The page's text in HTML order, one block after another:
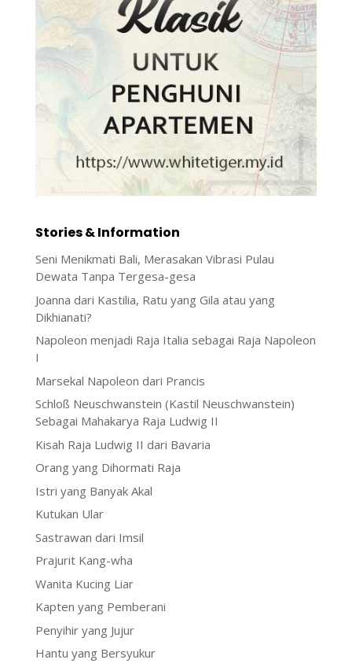
Stories & Information
Seni Menikmati Bali, Merasakan Vibrasi Pulau
Dewata Tanpa Tergesa-gesa
Joanna dari Kastilia, Ratu yang Gila atau yang
Dikhianati?
Napoleon menjadi Raja Italia sebagai Raja Napoleon
I
Marsekal Napoleon dari Prancis
Schloß Neuschwanstein (Kastil Neuschwanstein)
Sebagai Mahakarya Raja Ludwig II
Kisah Raja Ludwig II dari Bavaria
Orang yang Dihormati Raja
Istri yang Banyak Akal
Kutukan Ular
Sastrawan dari Imsil
Prajurit Kang-wha
Wanita Kucing Liar
Kapten yang Pemberani
Penyihir yang Jujur
Hantu yang Bersyukur